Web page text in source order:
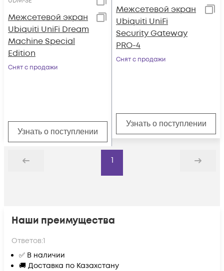
Межсетевой экран
Ubiquiti UniFi Dream
Machine Special
Edition
Снят с продажи
Узнать о поступлении
Межсетевой экран
Ubiquiti UniFi
Security Gateway
PRO-4
Снят с продажи
Узнать о поступлении
Назад
1
Дальше
Наши преимущества
Ответов:1
✅ В наличии
🚚 Доставка по Казахстану